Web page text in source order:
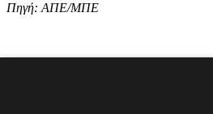
Πηγή: ΑΠΕ/ΜΠΕ